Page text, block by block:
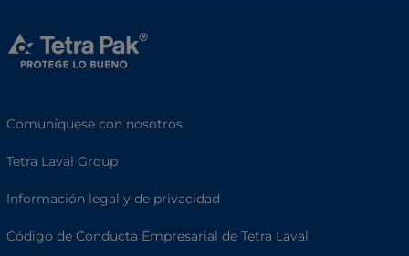
Comuníquese con nosotros
Tetra Laval Group
Información legal y de privacidad
Código de Conducta Empresarial de Tetra Laval